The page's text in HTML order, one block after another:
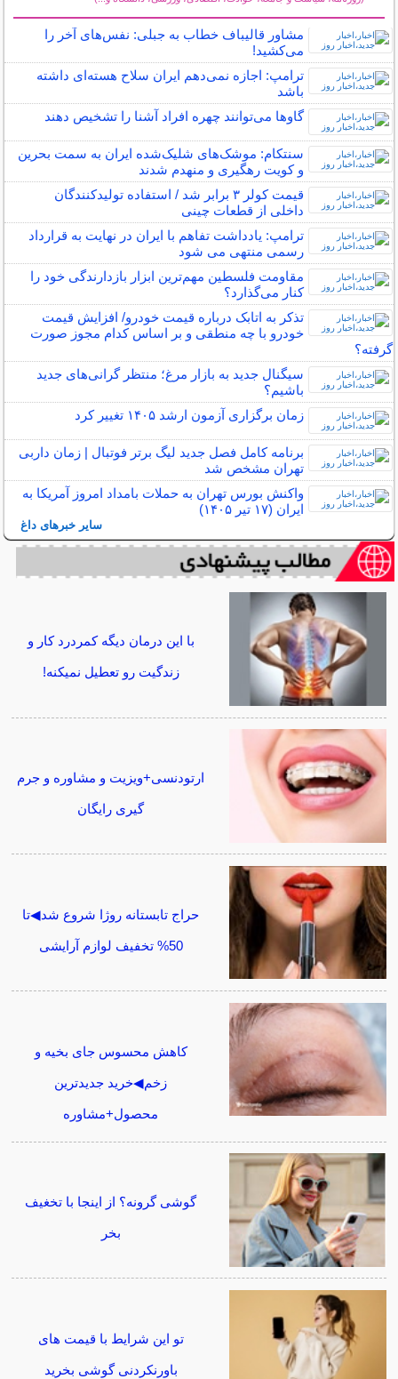
مشاور قالیباف خطاب به جبلی: نفس‌های آخر را
می‌کشید!
ترامپ: اجازه نمی‌دهم ایران سلاح هسته‌ای داشته
باشد
گاوها می‌توانند چهره افراد آشنا را تشخیص دهند
سنتکام: موشک‌های شلیک‌شده ایران به سمت بحرین
و کویت رهگیری و منهدم شدند
قیمت کولر ۳ برابر شد / استفاده تولیدکنندگان
داخلی از قطعات چینی
ترامپ: یادداشت تفاهم با ایران در نهایت به قرارداد
رسمی منتهی می شود
مقاومت فلسطین مهم‌ترین ابزار بازدارندگی خود را
کنار می‌گذارد؟
تذکر به اتابک درباره قیمت خودرو/ افزایش قیمت
خودرو با چه منطقی و بر اساس کدام مجوز صورت
گرفته؟
سیگنال جدید به بازار مرغ؛ منتظر گرانی‌های جدید
باشیم؟
زمان برگزاری آزمون ارشد ۱۴۰۵ تغییر کرد
برنامه کامل فصل جدید لیگ برتر فوتبال | زمان داربی
تهران مشخص شد
واکنش بورس تهران به حملات بامداد امروز آمریکا به
ایران (۱۷ تیر ۱۴۰۵)‌
سایر خبرهای داغ
با این درمان دیگه کمردرد کار و
زندگیت رو تعطیل نمیکنه!
ارتودنسی+ویزیت و مشاوره و جرم
گیری رایگان
حراج تابستانه روژا شروع شد◀تا
50% تخفیف لوازم آرایشی
کاهش محسوس جای بخیه و
زخم◀خرید جدیدترین
محصول+مشاوره
گوشی گرونه؟ از اینجا با تخغیف
بخر
تو این شرایط با قیمت های
باورنکردنی گوشی بخرید